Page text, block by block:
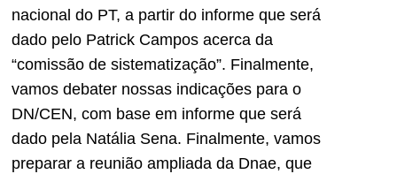
nacional do PT, a partir do informe que será
dado pelo Patrick Campos acerca da
“comissão de sistematização”. Finalmente,
vamos debater nossas indicações para o
DN/CEN, com base em informe que será
dado pela Natália Sena. Finalmente, vamos
preparar a reunião ampliada da Dnae, que